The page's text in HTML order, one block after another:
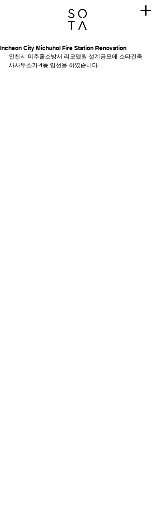
Incheon City Michuhol Fire Station Renovation
인천시 미추홀소방서 리모델링 설계공모에 소타건축
사사무소가 4등 입선을 하였습니다.